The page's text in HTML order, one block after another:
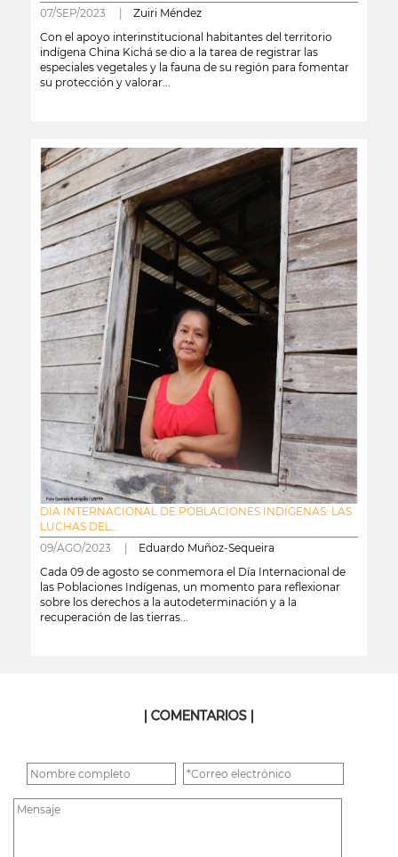
07/SEP/2023 | Zuiri Méndez
Con el apoyo interinstitucional habitantes del territorio
indígena China Kichá se dio a la tarea de registrar las
especiales vegetales y la fauna de su región para fomentar
su protección y valorar...
DÍA INTERNACIONAL DE POBLACIONES INDÍGENAS: LAS
LUCHAS DEL...
09/AGO/2023 | Eduardo Muñoz-Sequeira
Cada 09 de agosto se conmemora el Día Internacional de
las Poblaciones Indígenas, un momento para reflexionar
sobre los derechos a la autodeterminación y a la
recuperación de las tierras...
| COMENTARIOS |